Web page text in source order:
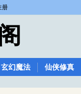
册
玄幻魔法 仙侠修真